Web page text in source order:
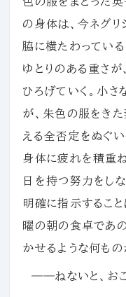
の身体は、今ネグリ
脇に横たわってい
ゆとりのある重さ
ひろげていく。小さ
が、朱色の服をき
える全否定をぬぐ
身体に疲れを積重ね
日を持つ努力をし
明確に指示するこ
曜の朝の食卓であ
かせるような何もの
――ねないと、おこ